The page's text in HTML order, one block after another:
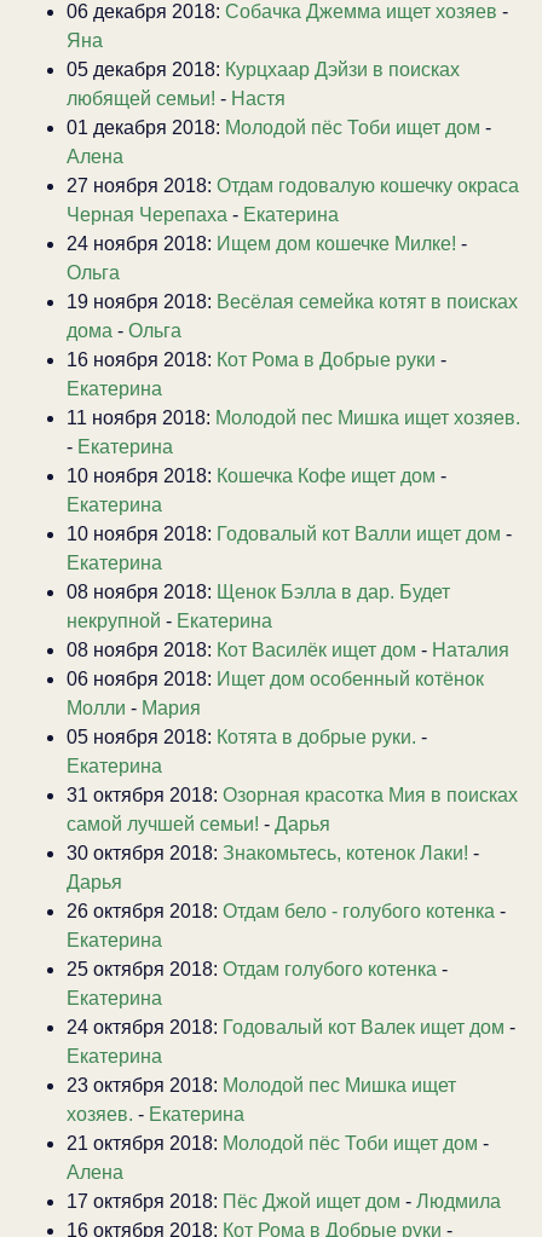
06 декабря 2018: Собачка Джемма ищет хозяев -
Яна
05 декабря 2018: Курцхаар Дэйзи в поисках
любящей семьи! - Настя
01 декабря 2018: Молодой пёс Тоби ищет дом -
Алена
27 ноября 2018: Отдам годовалую кошечку окраса
Черная Черепаха - Екатерина
24 ноября 2018: Ищем дом кошечке Милке! -
Ольга
19 ноября 2018: Весёлая семейка котят в поисках
дома - Ольга
16 ноября 2018: Кот Рома в Добрые руки -
Екатерина
11 ноября 2018: Молодой пес Мишка ищет хозяев.
- Екатерина
10 ноября 2018: Кошечка Кофе ищет дом -
Екатерина
10 ноября 2018: Годовалый кот Валли ищет дом -
Екатерина
08 ноября 2018: Щенок Бэлла в дар. Будет
некрупной - Екатерина
08 ноября 2018: Кот Василёк ищет дом - Наталия
06 ноября 2018: Ищет дом особенный котёнок
Молли - Мария
05 ноября 2018: Котята в добрые руки. -
Екатерина
31 октября 2018: Озорная красотка Мия в поисках
самой лучшей семьи! - Дарья
30 октября 2018: Знакомьтесь, котенок Лаки! -
Дарья
26 октября 2018: Отдам бело - голубого котенка -
Екатерина
25 октября 2018: Отдам голубого котенка -
Екатерина
24 октября 2018: Годовалый кот Валек ищет дом -
Екатерина
23 октября 2018: Молодой пес Мишка ищет
хозяев. - Екатерина
21 октября 2018: Молодой пёс Тоби ищет дом -
Алена
17 октября 2018: Пёс Джой ищет дом - Людмила
16 октября 2018: Кот Рома в Добрые руки -